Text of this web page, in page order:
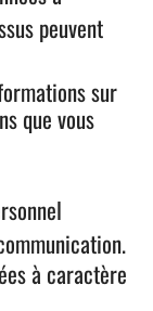
peuvent
sur
que vous
à caractère